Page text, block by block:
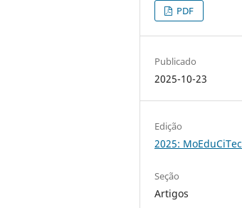
PDF
Publicado
2025-10-23
Edição
2025: MoEduCiTec
Seção
Artigos